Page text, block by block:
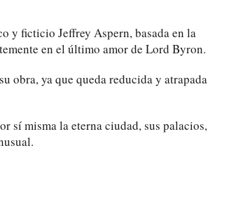
y ficticio Jeffrey Aspern, basada en la
en el último amor de Lord Byron.
obra, ya que queda reducida y atrapada
sí misma la eterna ciudad, sus palacios,